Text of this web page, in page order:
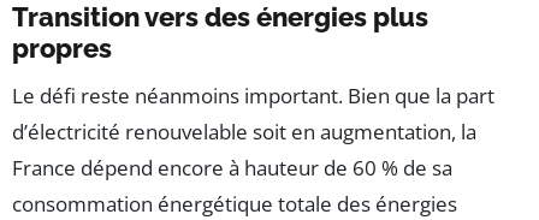
Transition vers des énergies plus
propres
Le défi reste néanmoins important. Bien que la part
d’électricité renouvelable soit en augmentation, la
France dépend encore à hauteur de 60 % de sa
consommation énergétique totale des énergies